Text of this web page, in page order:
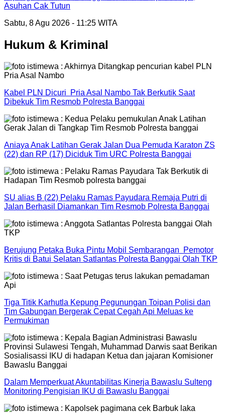
Asuhan Cak Tutun
Sabtu, 8 Agu 2026 - 11:25 WITA
Hukum & Kriminal
Kabel PLN Dicuri Pria Asal Nambo Tak Berkutik Saat
Dibekuk Tim Resmob Polresta Banggai
Aniaya Anak Latihan Gerak Jalan Dua Pemuda Karaton ZS
(22) dan RP (17) Diciduk Tim URC Polresta Banggai
SU alias B (22) Pelaku Ramas Payudara Remaja Putri di
Jalan Berhasil Diamankan Tim Resmob Polresta Banggai
Berujung Petaka Buka Pintu Mobil Sembarangan Pemotor
Kritis di Batui Selatan Satlantas Polresta Banggai Olah TKP
Tiga Titik Karhutla Kepung Pegunungan Toipan Polisi dan
Tim Gabungan Bergerak Cepat Cegah Api Meluas ke
Permukiman
Dalam Memperkuat Akuntabilitas Kinerja Bawaslu Sulteng
Monitoring Pengisian IKU di Bawaslu Banggai